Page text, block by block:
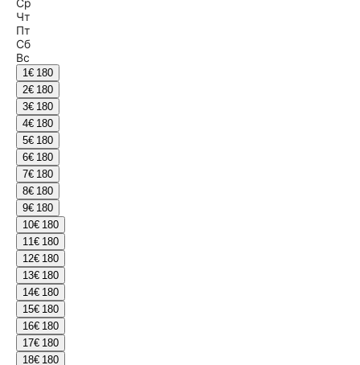
Ср
Чт
Пт
Сб
Вс
1€ 180
2€ 180
3€ 180
4€ 180
5€ 180
6€ 180
7€ 180
8€ 180
9€ 180
10€ 180
11€ 180
12€ 180
13€ 180
14€ 180
15€ 180
16€ 180
17€ 180
18€ 180